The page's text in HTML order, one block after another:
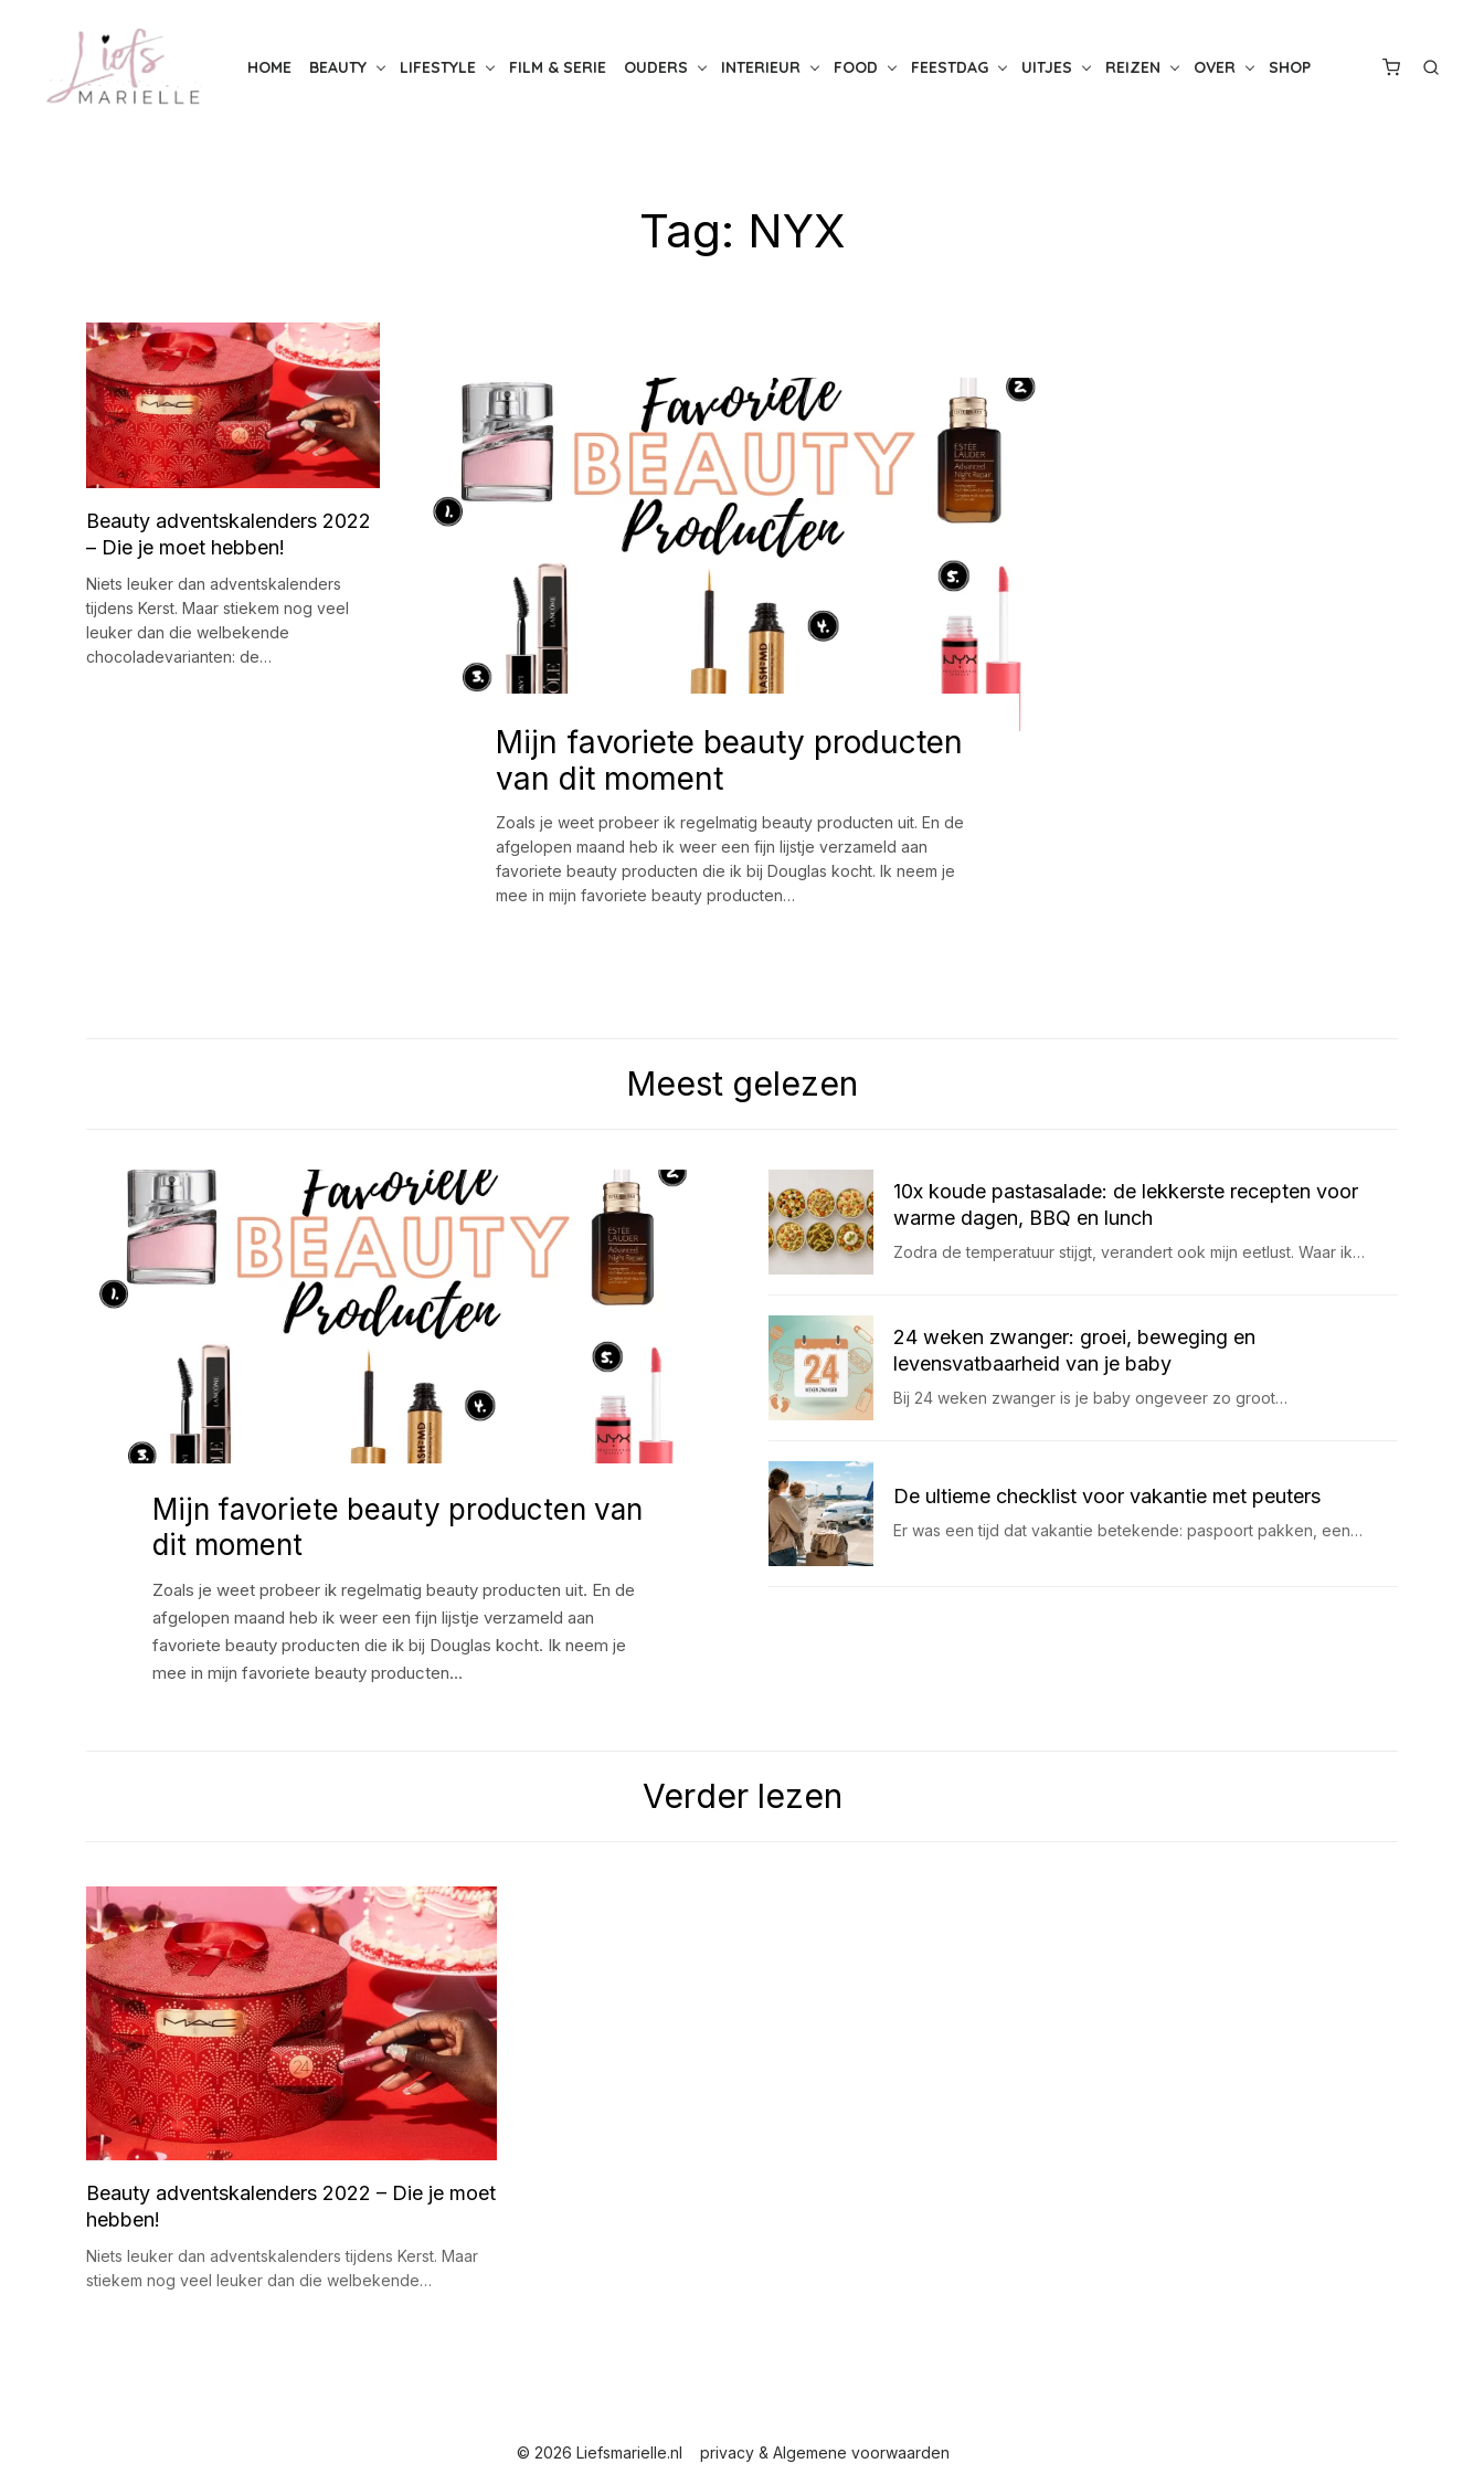
content
HOME BEAUTY LIFESTYLE FILM & SERIE OUDERS INTERIEUR FOOD FEESTDAG UITJES REIZEN OVER SHOP
Tag: NYX
Beauty adventskalenders 2022
– Die je moet hebben!
Niets leuker dan adventskalenders
tijdens Kerst. Maar stiekem nog veel
leuker dan die welbekende
chocoladevarianten: de…
Mijn favoriete beauty producten
van dit moment
Zoals je weet probeer ik regelmatig beauty producten uit. En de
afgelopen maand heb ik weer een fijn lijstje verzameld aan
favoriete beauty producten die ik bij Douglas kocht. Ik neem je
mee in mijn favoriete beauty producten…
Meest gelezen
Mijn favoriete beauty producten van
dit moment
Zoals je weet probeer ik regelmatig beauty producten uit. En de
afgelopen maand heb ik weer een fijn lijstje verzameld aan
favoriete beauty producten die ik bij Douglas kocht. Ik neem je
mee in mijn favoriete beauty producten…
10x koude pastasalade: de lekkerste recepten voor
warme dagen, BBQ en lunch
Zodra de temperatuur stijgt, verandert ook mijn eetlust. Waar ik…
24 weken zwanger: groei, beweging en
levensvatbaarheid van je baby
Bij 24 weken zwanger is je baby ongeveer zo groot…
De ultieme checklist voor vakantie met peuters
Er was een tijd dat vakantie betekende: paspoort pakken, een…
Verder lezen
Beauty adventskalenders 2022 – Die je moet
hebben!
Niets leuker dan adventskalenders tijdens Kerst. Maar
stiekem nog veel leuker dan die welbekende…
© 2026 Liefsmarielle.nl privacy & Algemene voorwaarden